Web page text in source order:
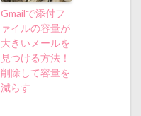
Gmailで添付フ
ァイルの容量が
大きいメールを
見つける方法！
削除して容量を
減らす